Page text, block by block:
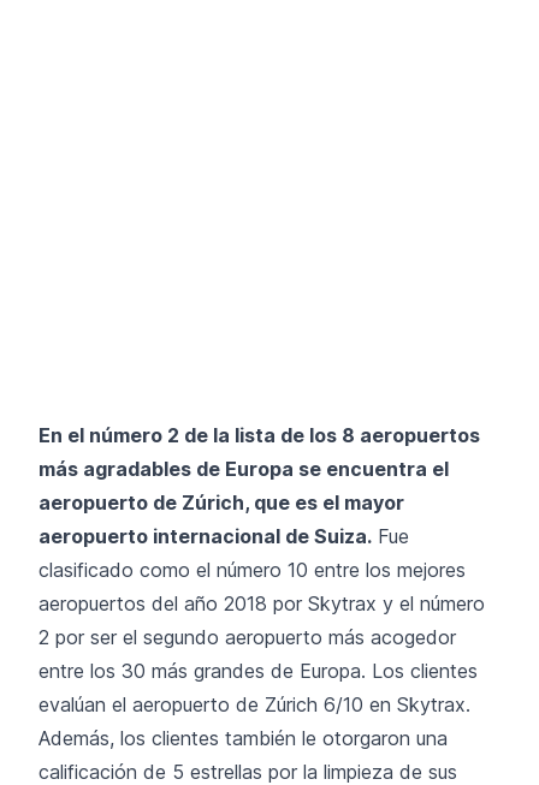
En el número 2 de la lista de los 8 aeropuertos
más agradables de Europa se encuentra el
aeropuerto de Zúrich, que es el mayor
aeropuerto internacional de Suiza. Fue
clasificado como el número 10 entre los mejores
aeropuertos del año 2018 por Skytrax y el número
2 por ser el segundo aeropuerto más acogedor
entre los 30 más grandes de Europa. Los clientes
evalúan el aeropuerto de Zúrich 6/10 en Skytrax.
Además, los clientes también le otorgaron una
calificación de 5 estrellas por la limpieza de sus